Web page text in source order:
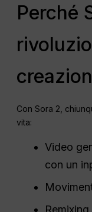
Perché
Con Sora 2,
vita:
Video
con un